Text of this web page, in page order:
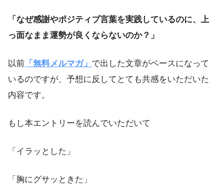
「なぜ感謝やポジティブ言葉を実践しているのに、上
っ面なまま運勢が良くならないのか？」
以前 「無料メルマガ」 で出した文章がベースになって
いるのですが、予想に反してとても共感をいただいた
内容です。
もし本エントリーを読んでいただいて
「イラッとした」
「胸にグサッときた」